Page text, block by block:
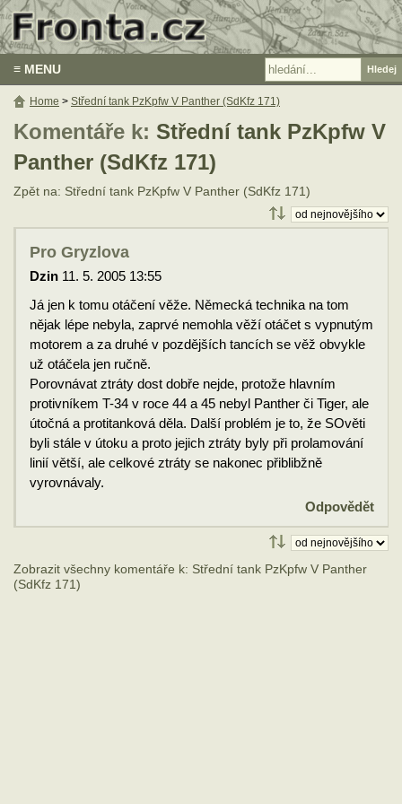
≡ MENU
Komentáře k: Střední tank PzKpfw V
Panther (SdKfz 171)
Zpět na: Střední tank PzKpfw V Panther (SdKfz 171)
Pro Gryzlova
Dzin 11. 5. 2005 13:55
Já jen k tomu otáčení věže. Německá technika na tom
nějak lépe nebyla, zaprvé nemohla věží otáčet s vypnutým
motorem a za druhé v pozdějších tancích se věž obvykle
už otáčela jen ručně.
Porovnávat ztráty dost dobře nejde, protože hlavním
protivníkem T-34 v roce 44 a 45 nebyl Panther či Tiger, ale
útočná a protitanková děla. Další problém je to, že SOvěti
byli stále v útoku a proto jejich ztráty byly při prolamování
linií větší, ale celkové ztráty se nakonec přiblibžně
vyrovnávaly.
Odpovědět
Zobrazit všechny komentáře k: Střední tank PzKpfw V Panther
(SdKfz 171)
Home > Střední tank PzKpfw V Panther (SdKfz 171)